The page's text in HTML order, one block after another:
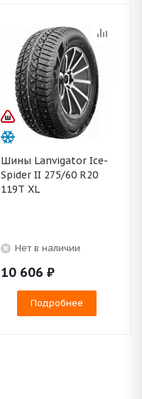
Шины Lanvigator Ice-
Spider II 275/60 R20
119T XL
Нет в наличии
10 606 ₽
Подробнее